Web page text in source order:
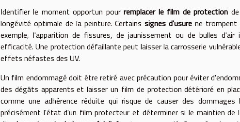
Identifier le moment opportun pourremplacer le film de protection
longévité optimale de la peinture. Certainssignes d'usure ne trompent
exemple, l'apparition de fissures, de jaunissement ou de bulles
efficacité. Une protection défaillante peut laisser la carrosserie
effets néfastes des UV.
Un film endommagé doit être retiré avec précaution pour éviter
des dégâts apparents et laisser un film de protection détérioré en
comme une adhérence réduite qui risque de causer des
précisément l'état d'un film protecteur et déterminer si le maintien